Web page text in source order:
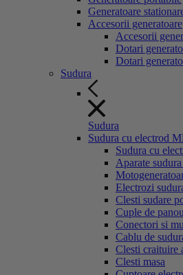
Generatoare
Accesorii generatoare
Accesorii
Dotari
Dotari
Sudura
Sudura
Sudura cu electrod
Sudura cu
Aparate
Electrozi
Clesti sudare
Cuple de
Conectori si
Cablu de
Clesti craituire
Clesti masa